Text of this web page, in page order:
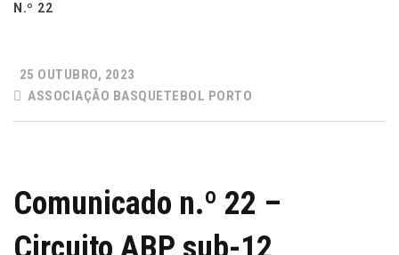
N.º 22
25 OUTUBRO, 2023
ASSOCIAÇÃO BASQUETEBOL PORTO
Comunicado n.º 22 –